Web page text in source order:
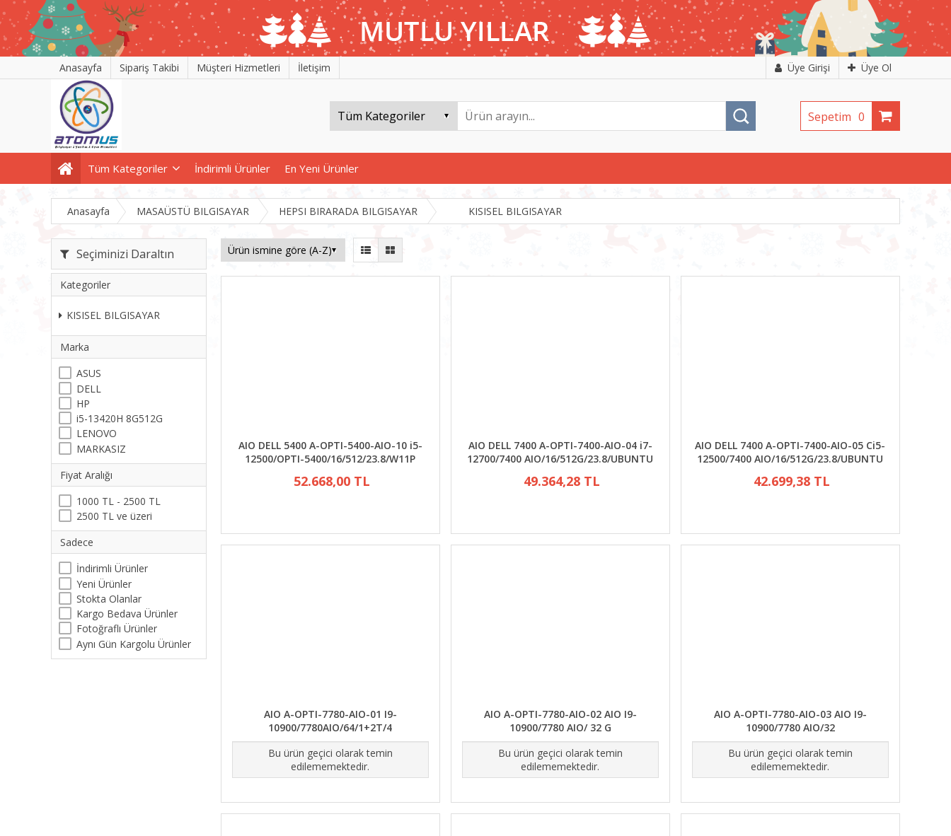
Anasayfa Sipariş Takibi Müşteri Hizmetleri İletişim Üye Girişi Üye Ol
Sepetim 0
Tüm Kategoriler İndirimli Ürünler En Yeni Ürünler
Anasayfa MASAÜSTÜ BILGISAYAR HEPSI BIRARADA BILGISAYAR KISISEL BILGISAYAR
Seçiminizi Daraltın
Kategoriler
KISISEL BILGISAYAR
Marka
ASUS
DELL
HP
i5-13420H 8G512G
LENOVO
MARKASIZ
Fiyat Aralığı
1000 TL - 2500 TL
2500 TL ve üzeri
Sadece
İndirimli Ürünler
Yeni Ürünler
Stokta Olanlar
Kargo Bedava Ürünler
Fotoğraflı Ürünler
Aynı Gün Kargolu Ürünler
AIO DELL 5400 A-OPTI-5400-AIO-10 i5-
12500/OPTI-5400/16/512/23.8/W11P
52.668,00 TL
AIO DELL 7400 A-OPTI-7400-AIO-04 i7-
12700/7400 AIO/16/512G/23.8/UBUNTU
49.364,28 TL
AIO DELL 7400 A-OPTI-7400-AIO-05 Ci5-
12500/7400 AIO/16/512G/23.8/UBUNTU
42.699,38 TL
AIO A-OPTI-7780-AIO-01 I9-
10900/7780AIO/64/1+2T/4
Bu ürün geçici olarak temin
edilememektedir.
AIO A-OPTI-7780-AIO-02 AIO I9-
10900/7780 AIO/ 32 G
Bu ürün geçici olarak temin
edilememektedir.
AIO A-OPTI-7780-AIO-03 AIO I9-
10900/7780 AIO/32
Bu ürün geçici olarak temin
edilememektedir.